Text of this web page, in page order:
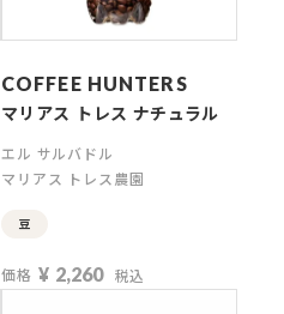
COFFEE HUNTERS
マリアス トレス ナチュラル
エル サルバドル
マリアス トレス農園
豆
価格 ¥ 2,260 税込